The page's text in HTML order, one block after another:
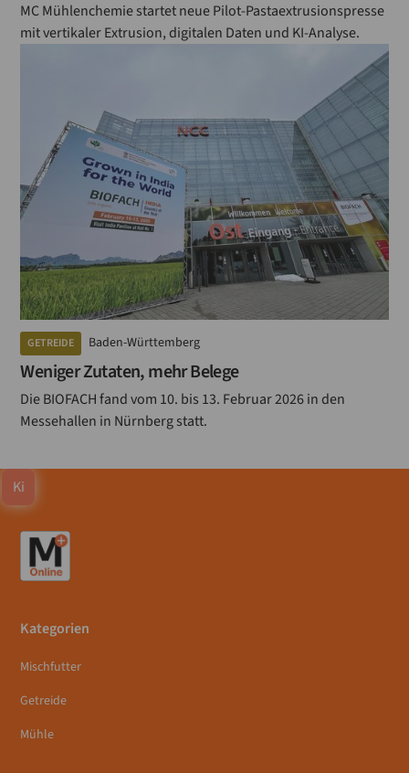
MC Mühlenchemie startet neue Pilot-Pastaextrusionspresse
mit vertikaler Extrusion, digitalen Daten und KI-Analyse.
GETREIDE Baden-Württemberg
Weniger Zutaten, mehr Belege
Die BIOFACH fand vom 10. bis 13. Februar 2026 in den
Messehallen in Nürnberg statt.
Ki
Kategorien
Mischfutter
Getreide
Mühle